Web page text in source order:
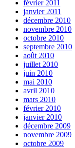
février 2011
janvier 2011
décembre 2010
novembre 2010
octobre 2010
septembre 2010
août 2010
juillet 2010
juin 2010
mai 2010
avril 2010
mars 2010
février 2010
janvier 2010
décembre 2009
novembre 2009
octobre 2009